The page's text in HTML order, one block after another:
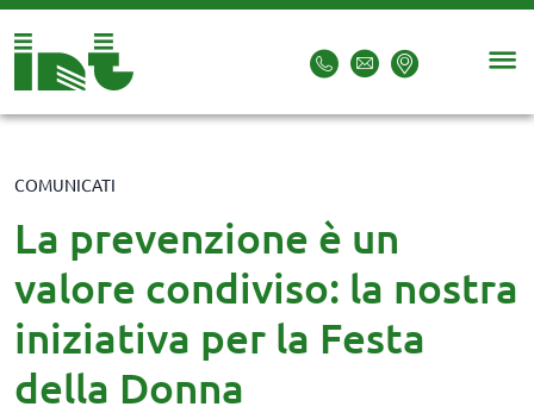
COMUNICATI
La prevenzione è un
valore condiviso: la nostra
iniziativa per la Festa
della Donna